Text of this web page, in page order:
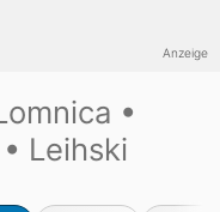
•
Leihski
Anzeige